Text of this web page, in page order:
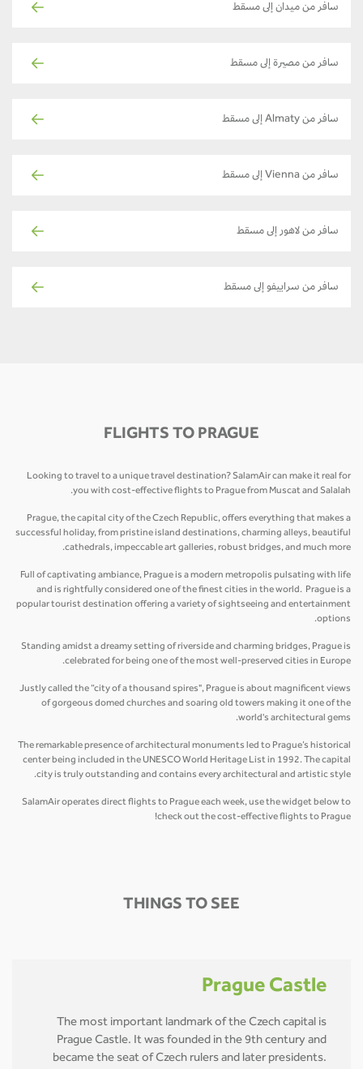
سافر من ميدان إلى مسقط
سافر من مصيرة إلى مسقط
سافر من Almaty إلى مسقط
سافر من Vienna إلى مسقط
سافر من لاهور إلى مسقط
سافر من سراييفو إلى مسقط
FLIGHTS TO PRAGUE
Looking to travel to a unique travel destination? SalamAir can make it real for
you with cost-effective flights to Prague from Muscat and Salalah.
Prague, the capital city of the Czech Republic, offers everything that makes a
successful holiday, from pristine island destinations, charming alleys, beautiful
cathedrals, impeccable art galleries, robust bridges, and much more.
Full of captivating ambiance, Prague is a modern metropolis pulsating with life
and is rightfully considered one of the finest cities in the world. Prague is a
popular tourist destination offering a variety of sightseeing and entertainment
options.
Standing amidst a dreamy setting of riverside and charming bridges, Prague is
celebrated for being one of the most well-preserved cities in Europe.
Justly called the “city of a thousand spires", Prague is about magnificent views
of gorgeous domed churches and soaring old towers making it one of the
world's architectural gems.
The remarkable presence of architectural monuments led to Prague’s historical
center being included in the UNESCO World Heritage List in 1992. The capital
city is truly outstanding and contains every architectural and artistic style.
SalamAir operates direct flights to Prague each week, use the widget below to
check out the cost-effective flights to Prague!
THINGS TO SEE
Prague Castle
The most important landmark of the Czech capital is
Prague Castle. It was founded in the 9th century and
became the seat of Czech rulers and later presidents.